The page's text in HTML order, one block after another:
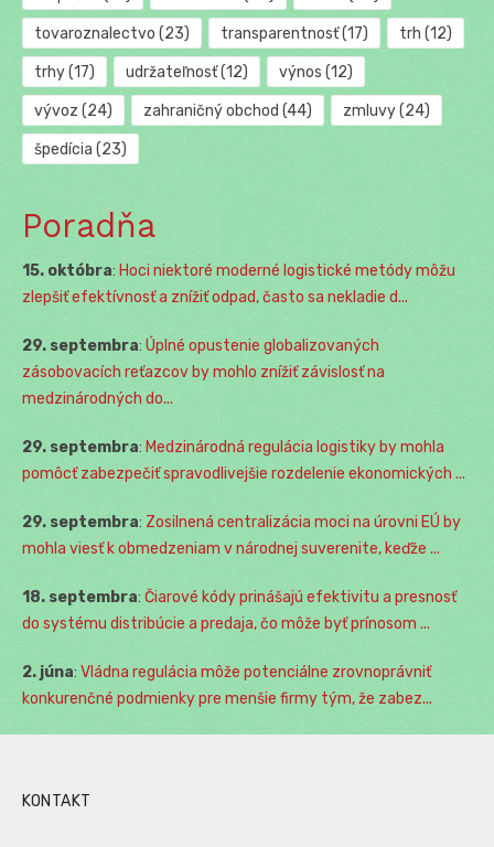
tovaroznalectvo (23) transparentnosť(17) trh (12)
trhy(17) udržateľnosť(12) výnos (12)
vývoz (24) zahraničný obchod (44) zmluvy(24)
špedícia (23)
Poradňa
15. októbra: Hoci niektoré moderné logistické metódy môžu
zlepšiť efektívnosť a znížiť odpad, často sa nekladie d...
29. septembra: Úplné opustenie globalizovaných
zásobovacích reťazcov by mohlo znížiť závislosť na
medzinárodných do...
29. septembra: Medzinárodná regulácia logistiky by mohla
pomôcť zabezpečiť spravodlivejšie rozdelenie ekonomických ...
29. septembra: Zosilnená centralizácia moci na úrovni EÚ by
mohla viesť k obmedzeniam v národnej suverenite, keďže ...
18. septembra: Čiarové kódy prinášajú efektivitu a presnosť
do systému distribúcie a predaja, čo môže byť prínosom ...
2. júna: Vládna regulácia môže potenciálne zrovnoprávniť
konkurenčné podmienky pre menšie firmy tým, že zabez...
KONTAKT